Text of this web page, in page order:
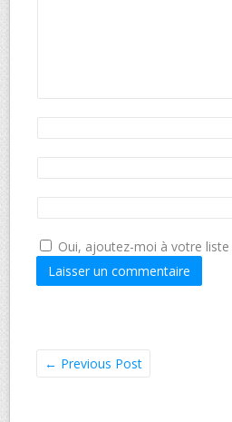
Oui, ajoutez-moi à votre liste
← Previous Post